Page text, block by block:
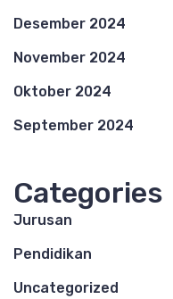
Desember 2024
November 2024
Oktober 2024
September 2024
Categories
Jurusan
Pendidikan
Uncategorized